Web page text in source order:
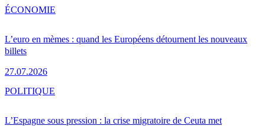
L’euro en mèmes : quand les Européens détournent les nouveaux
billets
27.07.2026
ÉCONOMIE
L’Espagne sous pression : la crise migratoire de Ceuta met
POLITIQUE